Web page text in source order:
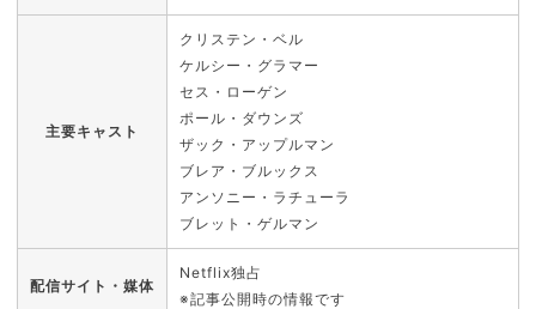
主要キャスト
クリステン・ベル
ケルシー・グラマー
セス・ローゲン
ポール・ダウンズ
ザック・アップルマン
ブレア・ブルックス
アンソニー・ラチューラ
ブレット・ゲルマン
配信サイト・媒体
Netflix独占
※記事公開時の情報です